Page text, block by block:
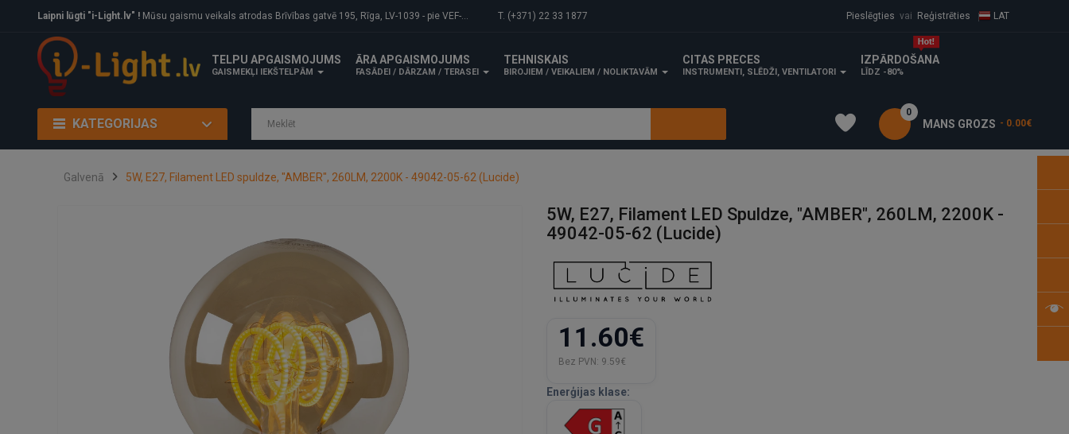
Laipni lūgti "i-Light.lv" ! Mūsu gaismu veikals atrodas Brīvības gatvē 195, Rīga, LV-1039 - pie VEF-Gaisa tilta. T. (+371) 22 33 1877 Pieslēgties vai Reģistrēties LAT
TELPU APGAISMOJUMS
GAISMEKĻI IEKŠTELPĀM
ĀRA APGAISMOJUMS
FASĀDEI / DĀRZAM / TERASEI
TEHNISKAIS
BIROJIEM / VEIKALIEM / NOLIKTAVĀM
CITAS PRECES
INSTRUMENTI, SLĒDŽI, VENTILATORI
IZPĀRDOŠANA
LĪDZ -80%
KATEGORIJAS MANS GROZS
0
- 0.00€
Galvenā 5W, E27, Filament LED spuldze, "AMBER", 260LM, 2200K - 49042-05-62 (Lucide)
5W, E27, Filament LED Spuldze, "AMBER", 260LM, 2200K -
49042-05-62 (Lucide)
11.60€
Bez PVN: 9.59€
Enerģijas klase: